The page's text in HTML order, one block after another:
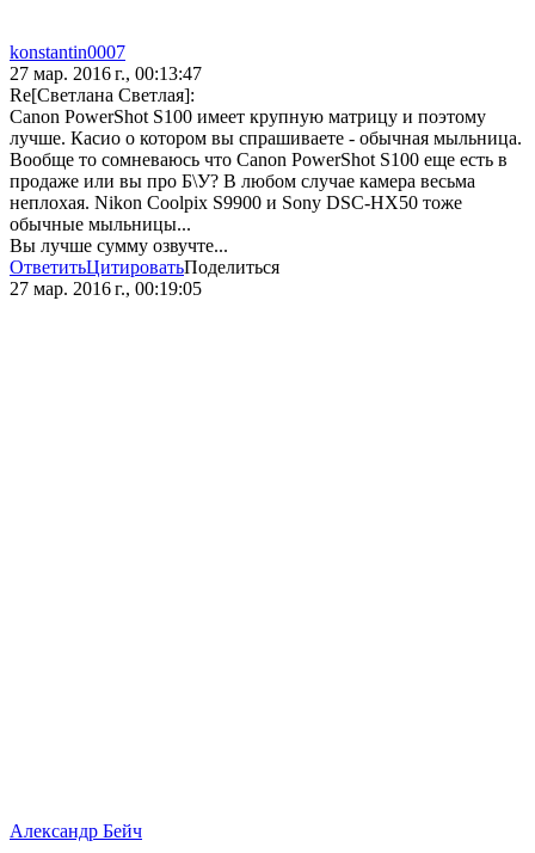
konstantin0007
27 мар. 2016 г., 00:13:47
Re[Светлана Светлая]:
Canon PowerShot S100 имеет крупную матрицу и поэтому
лучше. Касио о котором вы спрашиваете - обычная мыльница.
Вообще то сомневаюсь что Canon PowerShot S100 еще есть в
продаже или вы про Б\У? В любом случае камера весьма
неплохая. Nikon Coolpix S9900 и Sony DSC-HX50 тоже
обычные мыльницы...
Вы лучше сумму озвучте...
ОтветитьЦитироватьПоделиться
27 мар. 2016 г., 00:19:05
Александр Бейч